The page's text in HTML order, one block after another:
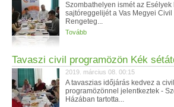
Szombathelyen ismét az
sajtóreggelijét a Vas Megyei
Rengeteg...
Tovább
Tavaszi civil programözön Kék
2019. március 08. 00:15
A tavaszias időjárás kedvez a
programözönnel jelentkeztek -
Házában tartotta...